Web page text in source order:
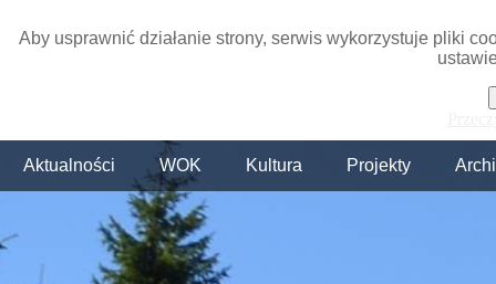
Aby usprawnić działanie strony, serwis wykorzystuje pliki
Aktualności WOK Kultura Projekty